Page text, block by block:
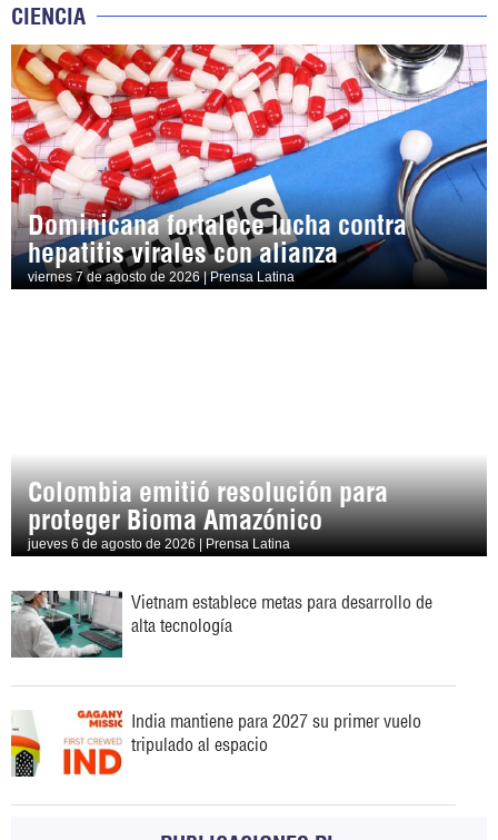
CIENCIA
Dominicana fortalece lucha contra
hepatitis virales con alianza
viernes 7 de agosto de 2026 | Prensa Latina
Colombia emitió resolución para
proteger Bioma Amazónico
jueves 6 de agosto de 2026 | Prensa Latina
Vietnam establece metas para desarrollo de
alta tecnología
India mantiene para 2027 su primer vuelo
tripulado al espacio